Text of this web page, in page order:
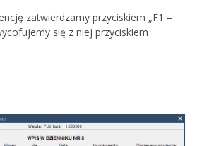
zatwierdzamy przyciskiem „F1 –
się z niej przyciskiem